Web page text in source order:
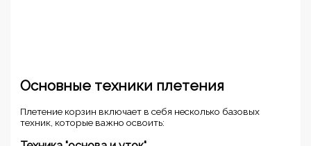
Основные техники плетения
Плетение корзин включает в себя несколько базовых
техник, которые важно освоить: